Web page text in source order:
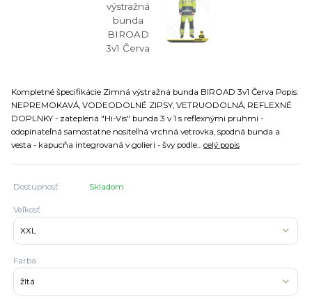
Kompletné špecifikácie Zimná výstražná bunda BIROAD 3v1 Červa Popis:
NEPREMOKAVÁ, VODEODOLNÉ ZIPSY, VETRUODOLNÁ, REFLEXNÉ
DOPLNKY - zateplená "Hi-Vis" bunda 3 v 1 s reflexnými pruhmi -
odopínateľná samostatne nositeľná vrchná vetrovka, spodná bunda a
vesta - kapucňa integrovaná v golieri - švy podle... celý popis
Dostupnosť Skladom
Veľkosť
Farba